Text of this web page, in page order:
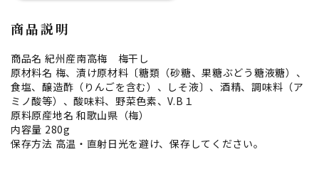
商品説明
商品名 紀州産南高梅 梅干し
原材料名 梅、漬け原材料〔糖類（砂糖、果糖ぶどう糖液糖）、
食塩、醸造酢（りんごを含む）、しそ液〕、酒精、調味料（ア
ミノ酸等）、酸味料、野菜色素、V.B１
原料原産地名 和歌山県（梅）
内容量 280g
保存方法 高温・直射日光を避け、保存してください。